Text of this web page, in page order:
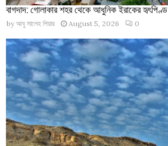
বাগদাদ: গোলাকার শহর থেকে আধুনিক ইরাকের হৃৎপিণ্ড
by আবু সালেহ পিয়ার August 5, 2026 0